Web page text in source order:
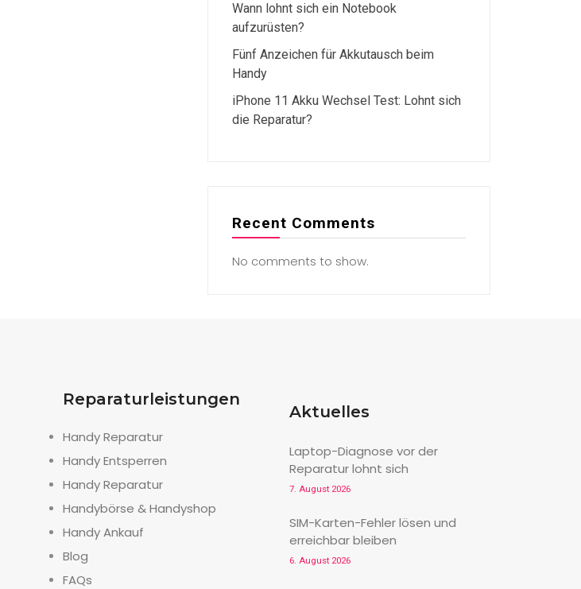
Wann lohnt sich ein Notebook
aufzurüsten?
Fünf Anzeichen für Akkutausch beim
Handy
iPhone 11 Akku Wechsel Test: Lohnt sich
die Reparatur?
Recent Comments
No comments to show.
Reparaturleistungen
Handy Reparatur
Handy Entsperren
Handy Reparatur
Handybörse & Handyshop
Handy Ankauf
Blog
FAQs
Aktuelles
Laptop-Diagnose vor der
Reparatur lohnt sich
7. August 2026
SIM-Karten-Fehler lösen und
erreichbar bleiben
6. August 2026